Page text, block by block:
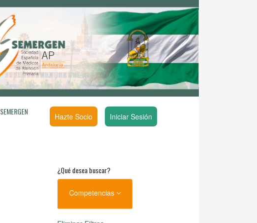
SEMERGEN Hazte Socio Iniciar Sesión
¿Qué desea buscar?
Competencias